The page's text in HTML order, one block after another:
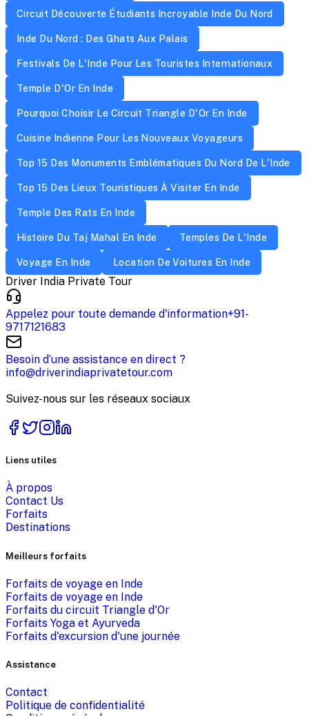
Circuit Découverte Étudiants Incroyable Inde Du Nord
Inde Du Nord : Des Ghats Aux Palais
Festivals De L'Inde Pour Les Touristes Internationaux
Temple D'Or En Inde
Pourquoi Choisir Le Circuit Triangle D'Or En Inde
Cuisine Indienne Pour Les Nouveaux Voyageurs
Top 15 Des Monuments Emblématiques Du Nord De L'Inde
Top 15 Des Lieux Touristiques À Visiter En Inde
Temple Des Rats En Inde
Histoire Du Taj Mahal En Inde Temples De L'Inde
Voyage En Inde Location De Voitures En Inde
Driver India Private Tour
Appelez pour toute demande d'information+91-
9717121683
Besoin d’une assistance en direct ?
info@driverindiaprivatetour.com
Suivez-nous sur les réseaux sociaux
Liens utiles
À propos
Contact Us
Forfaits
Destinations
Meilleurs forfaits
Forfaits de voyage en Inde
Forfaits de voyage en Inde
Forfaits du circuit Triangle d'Or
Forfaits Yoga et Ayurveda
Forfaits d'excursion d'une journée
Assistance
Contact
Politique de confidentialité